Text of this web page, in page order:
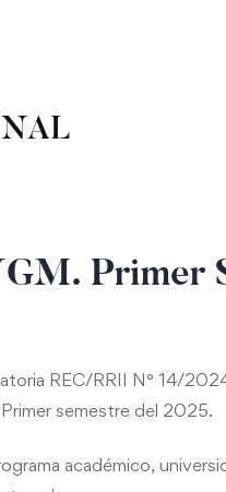
Primer
REC/RRII N° 14/
semestre del 2025.
académico,